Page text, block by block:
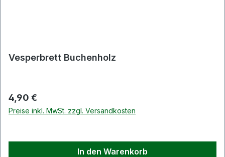
Vesperbrett Buchenholz
Regulärer Preis:
4,90 €
Preise inkl. MwSt. zzgl. Versandkosten
In den Warenkorb